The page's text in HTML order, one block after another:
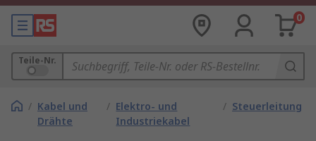
0
Teile-Nr.
/ Kabel und
Drähte
/ Elektro- und
Industriekabel
/ Steuerleitung